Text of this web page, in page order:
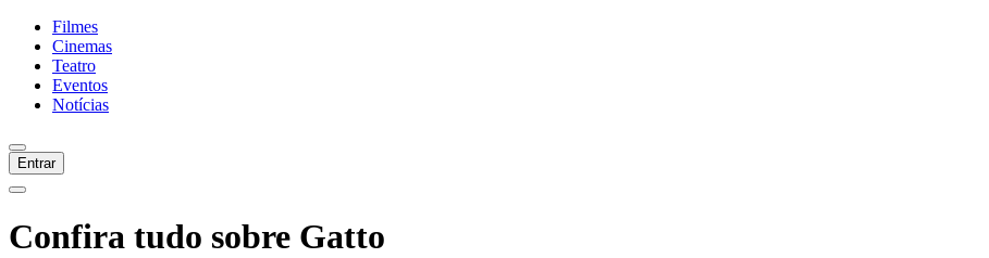
Filmes
Cinemas
Teatro
Eventos
Notícias
Entrar
Confira tudo sobre Gatto